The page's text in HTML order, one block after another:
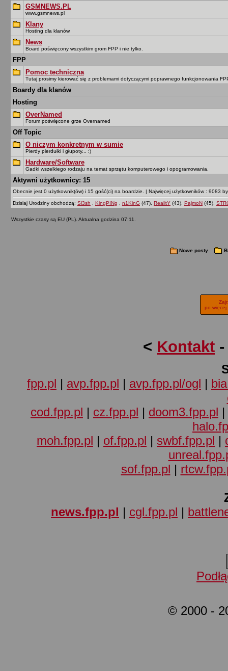
GSMNEWS.PL
www.gsmnews.pl
Klany
Hosting dla klanów.
News
Board poświęcony wszystkim grom FPP i nie tylko.
FPP
Pomoc techniczna
Tutaj prosimy kierować się z problemami dotyczącymi poprawnego funkcjonowania
Boardy dla klanów
Hosting
OverNamed
Forum poświęcone grze Overnamed
Off Topic
O niczym konkretnym w sumie
Pierdy pierdułki i głupoty... :)
Hardware/Software
Gadki wszelkiego rodzaju na temat sprzętu komputerowego i opogramowania.
Aktywni użytkownicy: 15
Obecnie jest 0 użytkownik(ów) i 15 gość(ci) na boardzie. | Najwięcej użytkowników : 9083
Dzisiaj Urodziny obchodzą: Sl3sh KingPINg n1KinG (47), RealitY (43), PajmoN (45),
Wszystkie czasy są EU (PL). Aktualna godzina 07:11.
Nowe posty
po więcej
< Kontakt
fpp.pl | avp.fpp.pl | avp.fpp.pl/ogl |
cod.fpp.pl | cz.fpp.pl | doom3.fpp.pl |
moh.fpp.pl | of.fpp.pl | swbf.fpp.pl |
sof.fpp.pl |
news.fpp.pl | cgl.fpp.pl |
© 2000 -